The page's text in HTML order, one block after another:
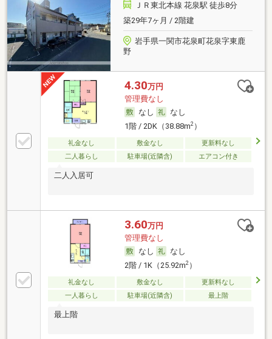
ＪＲ東北本線 花泉駅 徒歩8分
築29年7ヶ月 / 2階建
岩手県一関市花泉町花泉字東鹿
野
4.30万円
管理費なし
なし
なし
1階 / 2DK（38.88m2）
礼金なし 敷金なし
更新料なし
二人暮らし
駐車場(近隣含) エアコン付き
二人入居可
3.60万円
管理費なし
なし
なし
2階 / 1K（25.92m2）
礼金なし 敷金なし
更新料なし
一人暮らし
駐車場(近隣含) 最上階
最上階